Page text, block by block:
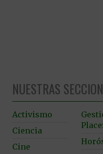
NUESTRAS
Activismo
Ciencia
Cine